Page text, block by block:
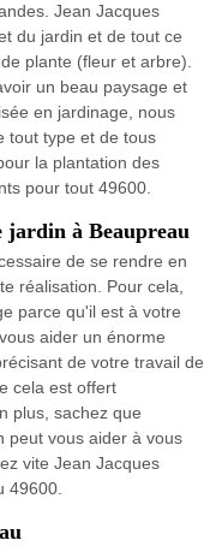
Jean Jacques
du jardin et de tout ce
plante (fleur et arbre).
un beau paysage et
en jardinage, nous
tout type et de tous
la plantation des
pour tout 49600.
jardin à Beaupreau
de se rendre en
réalisation. Pour cela,
parce qu'il est à votre
aider un énorme
de votre travail de
cela est offert
plus, sachez que
peut vous aider à vous
vite Jean Jacques
49600.